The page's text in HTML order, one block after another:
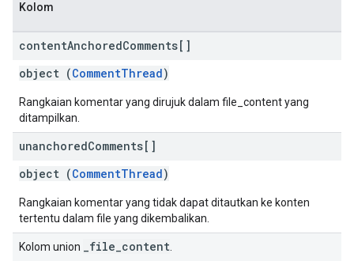
Kolom
contentAnchoredComments[]
object (CommentThread)
Rangkaian komentar yang dirujuk dalam file_content yang
ditampilkan.
unanchoredComments[]
object (CommentThread)
Rangkaian komentar yang tidak dapat ditautkan ke konten
tertentu dalam file yang dikembalikan.
Kolom union _file_content